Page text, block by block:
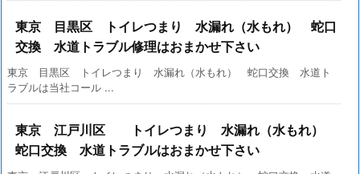
東京 目黒区 トイレつまり 水漏れ（水もれ） 蛇口
交換 水道トラブル修理はおまかせ下さい
東京 目黒区 トイレつまり 水漏れ（水もれ） 蛇口交換 水道ト
ラブルは当社コール ...
東京 江戸川区 トイレつまり 水漏れ（水もれ）
蛇口交換 水道トラブルはおまかせ下さい